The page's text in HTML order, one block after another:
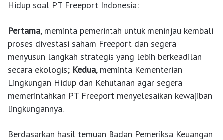
Hidup soal PT Freeport Indonesia:
Pertama, meminta pemerintah untuk meninjau kembali
proses divestasi saham Freeport dan segera
menyusun langkah strategis yang lebih berkeadilan
secara ekologis; Kedua, meminta Kementerian
Lingkungan Hidup dan Kehutanan agar segera
memerintahkan PT Freeport menyelesaikan kewajiban
lingkungannya.
Berdasarkan hasil temuan Badan Pemeriksa Keuangan